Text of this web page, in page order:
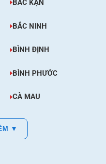
BẮC KẠN
BẮC NINH
BÌNH ĐỊNH
BÌNH PHƯỚC
CÀ MAU
▼